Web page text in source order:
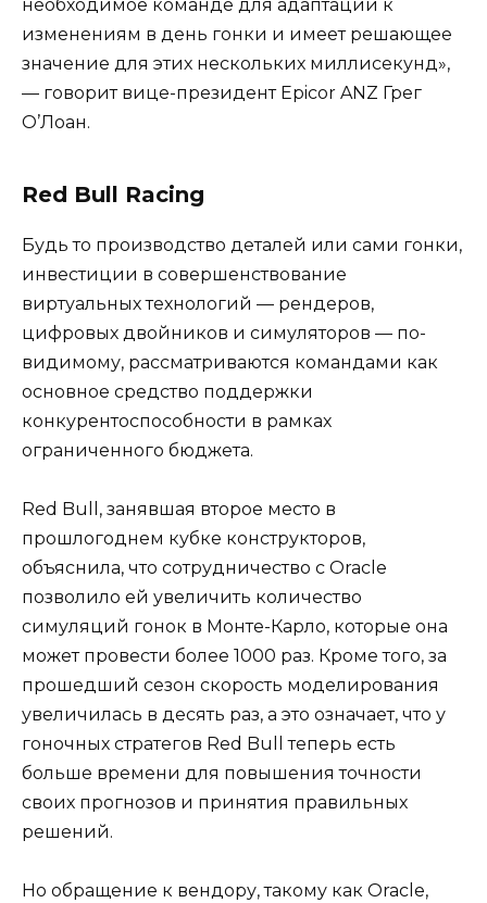
необходимое команде для адаптации к
изменениям в день гонки и имеет решающее
значение для этих нескольких миллисекунд»,
— говорит вице-президент Epicor ANZ Грег
О’Лоан.
Red Bull Racing
Будь то производство деталей или сами гонки,
инвестиции в совершенствование
виртуальных технологий — рендеров,
цифровых двойников и симуляторов — по-
видимому, рассматриваются командами как
основное средство поддержки
конкурентоспособности в рамках
ограниченного бюджета.
Red Bull, занявшая второе место в
прошлогоднем кубке конструкторов,
объяснила, что сотрудничество с Oracle
позволило ей увеличить количество
симуляций гонок в Монте-Карло, которые она
может провести более 1000 раз. Кроме того, за
прошедший сезон скорость моделирования
увеличилась в десять раз, а это означает, что у
гоночных стратегов Red Bull теперь есть
больше времени для повышения точности
своих прогнозов и принятия правильных
решений.
Но обращение к вендору, такому как Oracle,